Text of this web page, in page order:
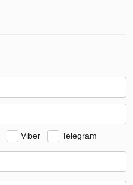
Viber Telegram